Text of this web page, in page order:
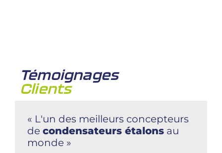
Témoignages
Clients
« L'un des meilleurs concepteurs
de condensateurs étalons au
monde »